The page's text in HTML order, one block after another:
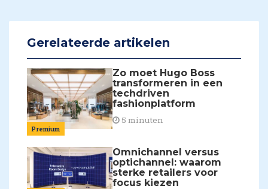
Gerelateerde artikelen
Premium
Zo moet Hugo Boss
transformeren in een
techdriven
fashionplatform
5 minuten
Omnichannel versus
optichannel: waarom
sterke retailers voor
focus kiezen